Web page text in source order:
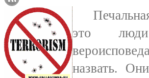
Печальная
это
назвать.